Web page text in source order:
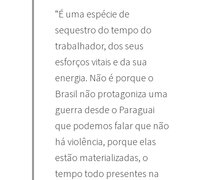
“É uma espécie de
sequestro do tempo do
trabalhador, dos seus
esforços vitais e da sua
energia. Não é porque o
Brasil não protagoniza uma
guerra desde o Paraguai
que podemos falar que não
há violência, porque elas
estão materializadas, o
tempo todo presentes na